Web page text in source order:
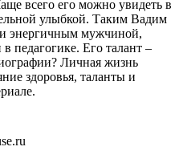
всего его можно увидеть в
улыбкой. Таким Вадим
энергичным мужчиной,
педагогике. Его талант –
Личная жизнь
здоровья, таланты и